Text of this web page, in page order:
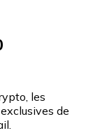
les
de